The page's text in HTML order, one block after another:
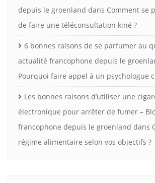
depuis le groenland dans Comment se
de faire une téléconsultation kiné ?
6 bonnes raisons de se parfumer au
actualité francophone depuis le
Pourquoi faire appel à un psychologue
Les bonnes raisons d’utiliser une
électronique pour arrêter de fumer –
francophone depuis le groenland dans
régime alimentaire selon vos objectifs ?